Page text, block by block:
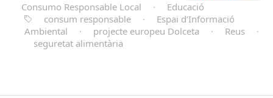
Consumo Responsable Local
·
Educació
consum responsable
·
Espai d’Informació
Ambiental
· projecte europeu Dolceta · Reus
·
seguretat alimentària